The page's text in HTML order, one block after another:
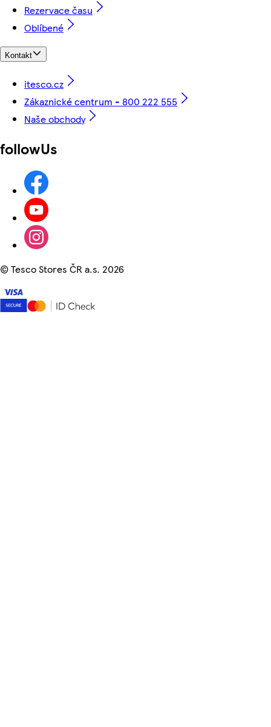
Rezervace času
Oblíbené
Kontakt
itesco.cz
Zákaznické centrum - 800 222 555
Naše obchody
followUs
©Tesco Stores ČR a.s. 2026